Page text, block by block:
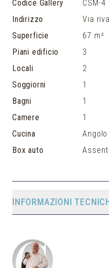
Codice Gallery
CSM-4
Indirizzo
Via
Superficie
67 m²
Piani edificio
3
Locali
2
Soggiorni
1
Bagni
1
Camere
1
Cucina
Box auto
INFORMAZIONI